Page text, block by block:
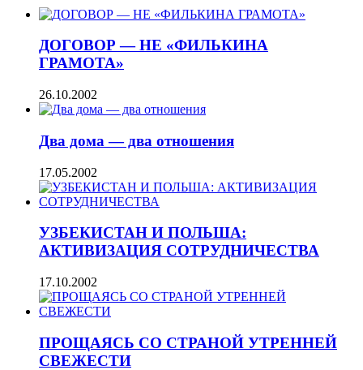
ДОГОВОР — НЕ «ФИЛЬКИНА
ГРАМОТА»
26.10.2002
Два дома — два отношения
17.05.2002
УЗБЕКИСТАН И ПОЛЬША:
АКТИВИЗАЦИЯ СОТРУДНИЧЕСТВА
17.10.2002
ПРОЩАЯСЬ СО СТРАНОЙ УТРЕННЕЙ
СВЕЖЕСТИ